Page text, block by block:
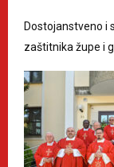
Dostojanstveno i
zaštitnika župe i